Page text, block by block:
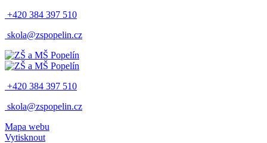
+420 384 397 510
skola@zspopelin.cz
+420 384 397 510
skola@zspopelin.cz
Mapa webu
Vytisknout